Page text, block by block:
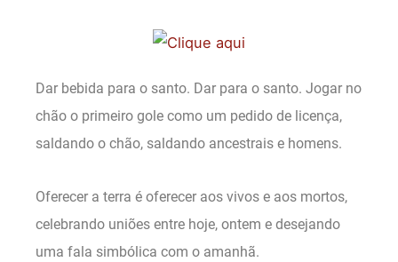
Dar bebida para o santo. Dar para o santo. Jogar no
chão o primeiro gole como um pedido de licença,
saldando o chão, saldando ancestrais e homens.
Oferecer a terra é oferecer aos vivos e aos mortos,
celebrando uniões entre hoje, ontem e desejando
uma fala simbólica com o amanhã.